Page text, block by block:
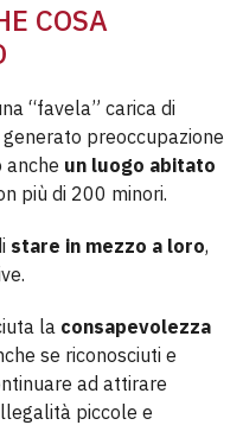
COSA
“favela” carica di
preoccupazione
anche un luogo abitato
più di 200 minori.
stare in mezzo a loro,
la consapevolezza
se riconosciuti e
ad attirare
piccole e